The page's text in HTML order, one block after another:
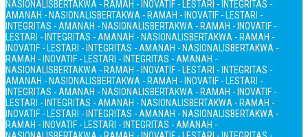
NASIONALISBERTAKWA - RAMAH - INOVATIF - LESTARI - INTEGRITAS -
AMANAH - NASIONALISBERTAKWA - RAMAH - INOVATIF - LESTARI -
INTEGRITAS - AMANAH - NASIONALISBERTAKWA - RAMAH - INOVATIF -
LESTARI - INTEGRITAS - AMANAH - NASIONALISBERTAKWA - RAMAH -
INOVATIF - LESTARI - INTEGRITAS - AMANAH - NASIONALISBERTAKWA -
RAMAH - INOVATIF - LESTARI - INTEGRITAS - AMANAH -
NASIONALISBERTAKWA - RAMAH - INOVATIF - LESTARI - INTEGRITAS -
AMANAH - NASIONALISBERTAKWA - RAMAH - INOVATIF - LESTARI -
INTEGRITAS - AMANAH - NASIONALISBERTAKWA - RAMAH - INOVATIF -
LESTARI - INTEGRITAS - AMANAH - NASIONALISBERTAKWA - RAMAH -
INOVATIF - LESTARI - INTEGRITAS - AMANAH - NASIONALISBERTAKWA -
RAMAH - INOVATIF - LESTARI - INTEGRITAS - AMANAH -